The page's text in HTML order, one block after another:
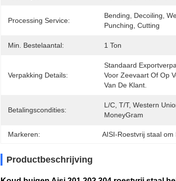
Processing Service:
Bending, Decoiling,
Punching, Cutting
Min. Bestelaantal: 1 Ton
Verpakking Details:
Standaard
Voor Zeevaart Of Op
Van De Klant.
Betalingscondities:
L/C, T/T, Western
MoneyGram
Markeren: AISI-Roestvrij staal om
Productbeschrijving